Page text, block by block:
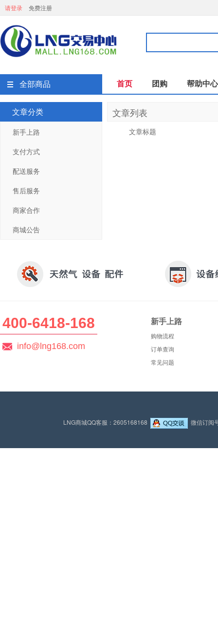
请登录 免费注册
全部商品 首页 团购 帮助中心
文章分类
新手上路
支付方式
配送服务
售后服务
商家合作
商城公告
文章列表
文章标题
400-6418-168
info@lng168.com
新手上路
购物流程
订单查询
常见问题
LNG商城QQ客服：2605168168 微信订阅